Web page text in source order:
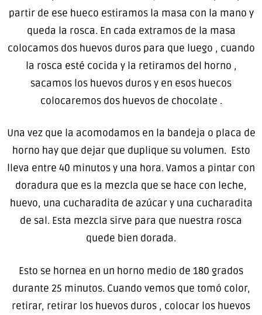
partir de ese hueco estiramos la masa con la mano y
queda la rosca. En cada extramos de la masa
colocamos dos huevos duros para que luego , cuando
la rosca esté cocida y la retiramos del horno ,
sacamos los huevos duros y en esos huecos
colocaremos dos huevos de chocolate .
Una vez que la acomodamos en la bandeja o placa de
horno hay que dejar que duplique su volumen. Esto
lleva entre 40 minutos y una hora. Vamos a pintar con
doradura que es la mezcla que se hace con leche,
huevo, una cucharadita de azúcar y una cucharadita
de sal. Esta mezcla sirve para que nuestra rosca
quede bien dorada.
Esto se hornea en un horno medio de 180 grados
durante 25 minutos. Cuando vemos que tomó color,
retirar, retirar los huevos duros , colocar los huevos